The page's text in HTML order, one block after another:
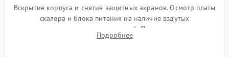
защиты от замыкания
1000 ₽ Подробнее →
1000 ₽
Вскрытие корпуса и снятие защитных экранов. Осмотр платы
скалера и блока питания на наличие вздутых
конденсаторов, прогаров, окислений. Проверка надежности
контактов и целостности шлейфов матрицы.
Подробнее